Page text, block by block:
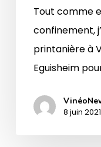
Tout comme
confinement,
printanière à
Eguisheim
8 juin 2021